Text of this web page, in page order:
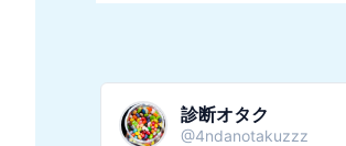
診断オタク
@4ndanotakuzzz